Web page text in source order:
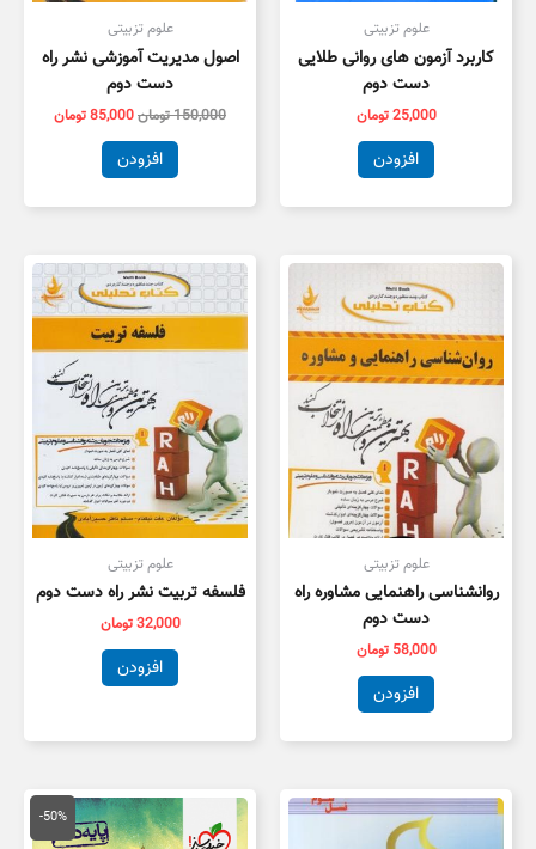
علوم تزبیتی
کاربرد آزمون های روانی طلایی
دست دوم
25,000تومان
افزودن
علوم تزبیتی
اصول مدیریت آموزشی نشر راه
دست دوم
150,000تومان85,000تومان
افزودن
علوم تزبیتی
روانشناسی راهنمایی مشاوره راه
دست دوم
58,000 تومان
افزودن
علوم تزبیتی
فلسفه تربیت نشر راه دست دوم
32,000تومان
افزودن
-50%
قیمت
اصلی
50,000 تومان
قیمت
فعلی